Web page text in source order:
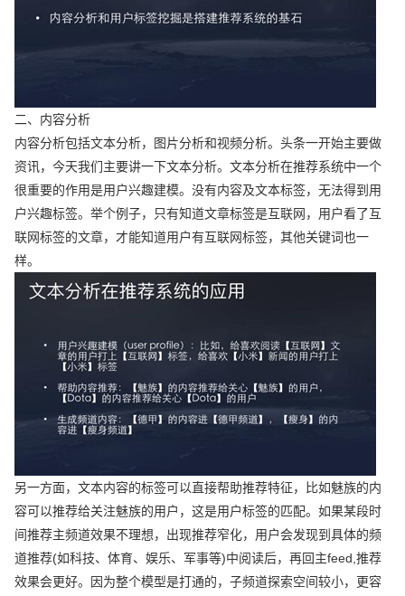
二、内容分析
内容分析包括文本分析，图片分析和视频分析。头条一开始主要做
资讯，今天我们主要讲一下文本分析。文本分析在推荐系统中一个
很重要的作用是用户兴趣建模。没有内容及文本标签，无法得到用
户兴趣标签。举个例子，只有知道文章标签是互联网，用户看了互
联网标签的文章，才能知道用户有互联网标签，其他关键词也一
样。
另一方面，文本内容的标签可以直接帮助推荐特征，比如魅族的内
容可以推荐给关注魅族的用户，这是用户标签的匹配。如果某段时
间推荐主频道效果不理想，出现推荐窄化，用户会发现到具体的频
道推荐(如科技、体育、娱乐、军事等)中阅读后，再回主feed,推荐
效果会更好。因为整个模型是打通的，子频道探索空间较小，更容